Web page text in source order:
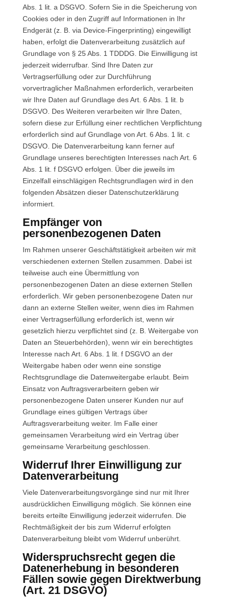
Abs. 1 lit. a DSGVO. Sofern Sie in die Speicherung von
Cookies oder in den Zugriff auf Informationen in Ihr
Endgerät (z. B. via Device-Fingerprinting) eingewilligt
haben, erfolgt die Datenverarbeitung zusätzlich auf
Grundlage von § 25 Abs. 1 TDDDG. Die Einwilligung ist
jederzeit widerrufbar. Sind Ihre Daten zur
Vertragserfüllung oder zur Durchführung
vorvertraglicher Maßnahmen erforderlich, verarbeiten
wir Ihre Daten auf Grundlage des Art. 6 Abs. 1 lit. b
DSGVO. Des Weiteren verarbeiten wir Ihre Daten,
sofern diese zur Erfüllung einer rechtlichen Verpflichtung
erforderlich sind auf Grundlage von Art. 6 Abs. 1 lit. c
DSGVO. Die Datenverarbeitung kann ferner auf
Grundlage unseres berechtigten Interesses nach Art. 6
Abs. 1 lit. f DSGVO erfolgen. Über die jeweils im
Einzelfall einschlägigen Rechtsgrundlagen wird in den
folgenden Absätzen dieser Datenschutzerklärung
informiert.
Empfänger von
personenbezogenen Daten
Im Rahmen unserer Geschäftstätigkeit arbeiten wir mit
verschiedenen externen Stellen zusammen. Dabei ist
teilweise auch eine Übermittlung von
personenbezogenen Daten an diese externen Stellen
erforderlich. Wir geben personenbezogene Daten nur
dann an externe Stellen weiter, wenn dies im Rahmen
einer Vertragserfüllung erforderlich ist, wenn wir
gesetzlich hierzu verpflichtet sind (z. B. Weitergabe von
Daten an Steuerbehörden), wenn wir ein berechtigtes
Interesse nach Art. 6 Abs. 1 lit. f DSGVO an der
Weitergabe haben oder wenn eine sonstige
Rechtsgrundlage die Datenweitergabe erlaubt. Beim
Einsatz von Auftragsverarbeitern geben wir
personenbezogene Daten unserer Kunden nur auf
Grundlage eines gültigen Vertrags über
Auftragsverarbeitung weiter. Im Falle einer
gemeinsamen Verarbeitung wird ein Vertrag über
gemeinsame Verarbeitung geschlossen.
Widerruf Ihrer Einwilligung zur
Datenverarbeitung
Viele Datenverarbeitungsvorgänge sind nur mit Ihrer
ausdrücklichen Einwilligung möglich. Sie können eine
bereits erteilte Einwilligung jederzeit widerrufen. Die
Rechtmäßigkeit der bis zum Widerruf erfolgten
Datenverarbeitung bleibt vom Widerruf unberührt.
Widerspruchsrecht gegen die
Datenerhebung in besonderen
Fällen sowie gegen Direktwerbung
(Art. 21 DSGVO)